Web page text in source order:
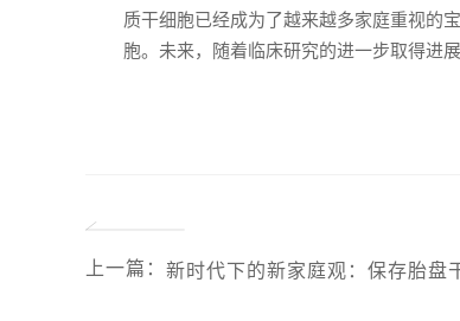
质干细胞已经成为了越来越多家庭重视的
胞。未来，随着临床研究的进一步取得进
上一篇 ： 新时代下的新家庭观：保存胎盘